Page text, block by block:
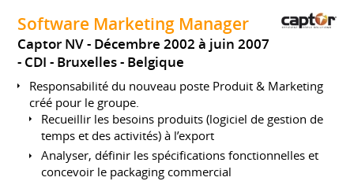
Software Marketing Manager
Captor NV
Décembre 2002 à juin 2007
CDI
Bruxelles Belgique
Responsabilité du nouveau poste Produit & Marketing
créé pour le groupe.
Recueillir les besoins produits (logiciel de gestion de
temps et des activités) à l’export
Analyser, définir les spécifications fonctionnelles et
concevoir le packaging commercial